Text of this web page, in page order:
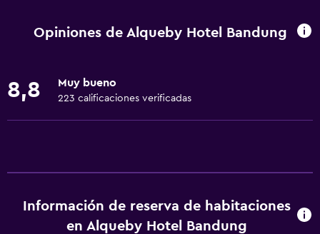
Toallas
Opiniones de Alqueby Hotel Bandung
8,8 Muy bueno
223 calificaciones verificadas
Información de reserva de habitaciones
en Alqueby Hotel Bandung